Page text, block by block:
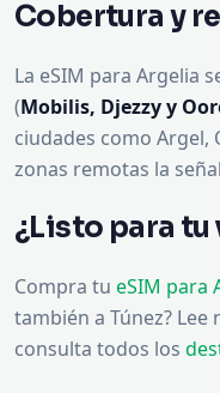
Cobertura y
La eSIM para Argelia
(Mobilis, Djezzy y
ciudades como Argel,
zonas remotas la
¿Listo para tu
Compra tu eSIM para
también a Túnez? Lee
consulta todos los